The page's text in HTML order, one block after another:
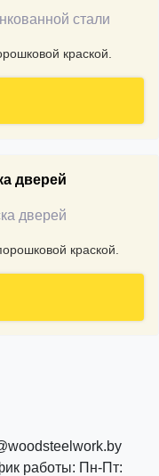
краской.
дверей
краской.
работы: Пн-Пт: